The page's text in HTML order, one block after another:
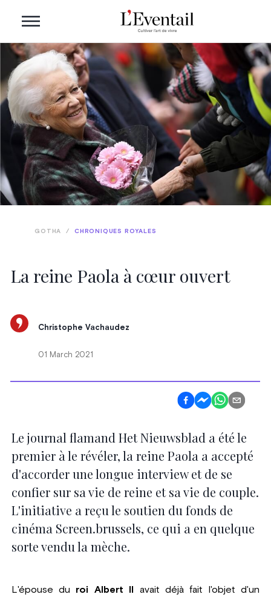
La reine Paola à cœur ouvert
GOTHA / CHRONIQUES ROYALES
Christophe Vachaudez
01 March 2021
Le journal flamand Het Nieuwsblad a été le
premier à le révéler, la reine Paola a accepté
d'accorder une longue interview et de se
confier sur sa vie de reine et sa vie de couple.
L'initiative a reçu le soutien du fonds de
cinéma Screen.brussels, ce qui a en quelque
sorte vendu la mèche.
L'épouse du roi Albert II
avait déjà fait l'objet d'un